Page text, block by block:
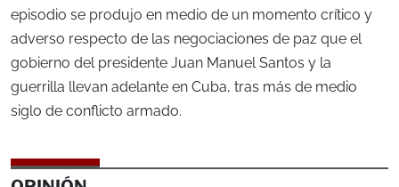
episodio se produjo en medio de un momento crítico y
adverso respecto de las negociaciones de paz que el
gobierno del presidente Juan Manuel Santos y la
guerrilla llevan adelante en Cuba, tras más de medio
siglo de conflicto armado.